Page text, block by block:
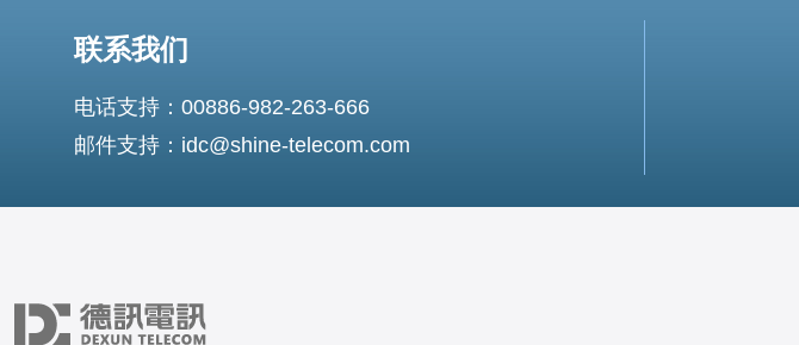
联系我们
电话支持：00886-982-263-666
邮件支持：idc@shine-telecom.com